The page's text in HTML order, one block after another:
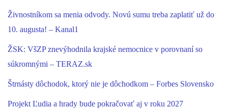
Živnostníkom sa menia odvody. Novú sumu treba zaplatiť už do
10. augusta! – Kanal1
ŽSK: VšZP znevýhodnila krajské nemocnice v porovnaní so
súkromnými – TERAZ.sk
Štrnásty dôchodok, ktorý nie je dôchodkom – Forbes Slovensko
Projekt Ľudia a hrady bude pokračovať aj v roku 2027